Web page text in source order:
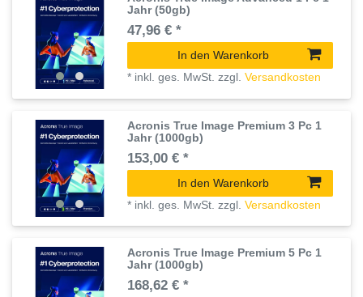
Jahr (50gb)
47,96 € *
In den Warenkorb
* inkl. ges. MwSt. zzgl.Versandkosten
Acronis True Image Premium 3 Pc 1
Jahr (1000gb)
153,00 € *
In den Warenkorb
* inkl. ges. MwSt. zzgl.Versandkosten
Acronis True Image Premium 5 Pc 1
Jahr (1000gb)
168,62 € *